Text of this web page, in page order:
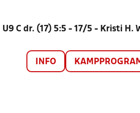
U9 C dr. (17) 5:5 - 17/5 - Kristi
INFO